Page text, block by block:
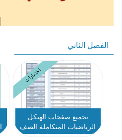
الفصل الثاني
اختبارات
تجميع صفحات الهيكل
الرياضيات المتكاملة الصف